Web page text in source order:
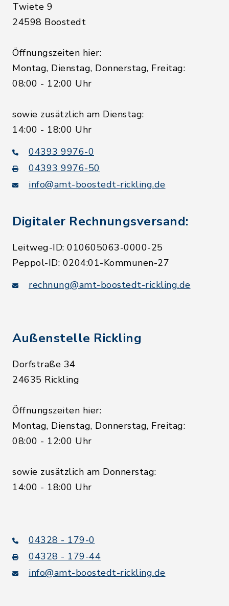
Twiete 9
24598 Boostedt
Öffnungszeiten hier:
Montag, Dienstag, Donnerstag, Freitag:
08:00 - 12:00 Uhr
sowie zusätzlich am Dienstag:
14:00 - 18:00 Uhr
04393 9976-0
04393 9976-50
info@amt-boostedt-rickling.de
Digitaler Rechnungsversand:
Leitweg-ID: 010605063-0000-25
Peppol-ID: 0204:01-Kommunen-27
rechnung@amt-boostedt-rickling.de
Außenstelle Rickling
Dorfstraße 34
24635 Rickling
Öffnungszeiten hier:
Montag, Dienstag, Donnerstag, Freitag:
08:00 - 12:00 Uhr
sowie zusätzlich am Donnerstag:
14:00 - 18:00 Uhr
04328 - 179-0
04328 - 179-44
info@amt-boostedt-rickling.de